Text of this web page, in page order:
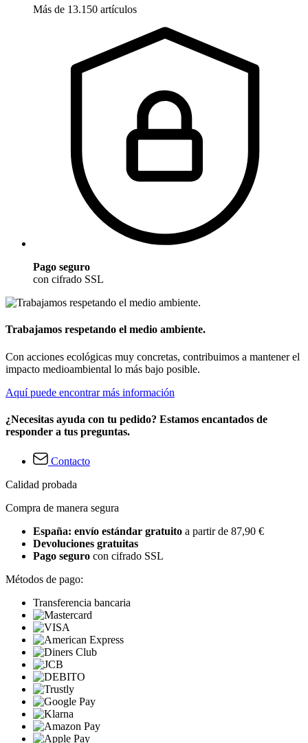
Más de 13.150 artículos
Pago seguro
con cifrado SSL
Trabajamos respetando el medio ambiente.
Con acciones ecológicas muy concretas, contribuimos a mantener el
impacto medioambiental lo más bajo posible.
Aquí puede encontrar más información
¿Necesitas ayuda con tu pedido? Estamos encantados de
responder a tus preguntas.
Contacto
Calidad probada
Compra de manera segura
España: envío estándar gratuito a partir de 87,90 €
Devoluciones gratuitas
Pago seguro con cifrado SSL
Métodos de pago:
Transferencia bancaria